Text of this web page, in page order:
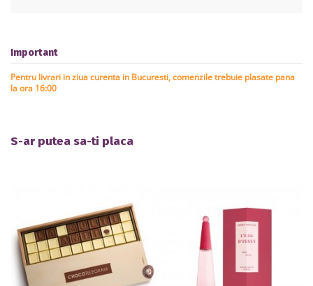
Important
Pentru livrari in ziua curenta in Bucuresti, comenzile trebuie plasate pana
la ora 16:00
S-ar putea sa-ti placa